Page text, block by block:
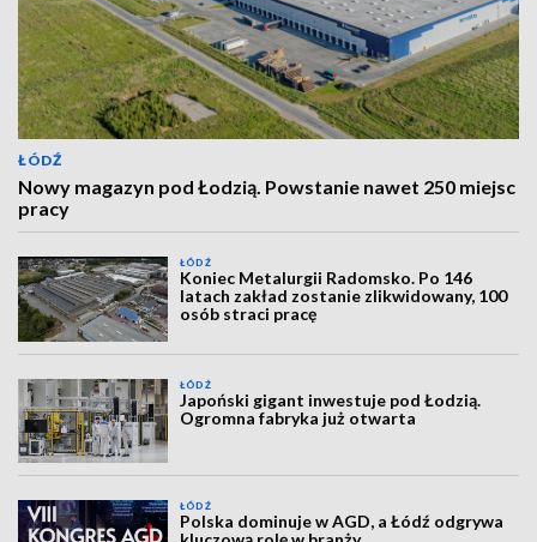
ŁÓDŹ
Nowy magazyn pod Łodzią. Powstanie nawet 250 miejsc
pracy
ŁÓDŹ
Koniec Metalurgii Radomsko. Po 146
latach zakład zostanie zlikwidowany, 100
osób straci pracę
ŁÓDŹ
Japoński gigant inwestuje pod Łodzią.
Ogromna fabryka już otwarta
ŁÓDŹ
Polska dominuje w AGD, a Łódź odgrywa